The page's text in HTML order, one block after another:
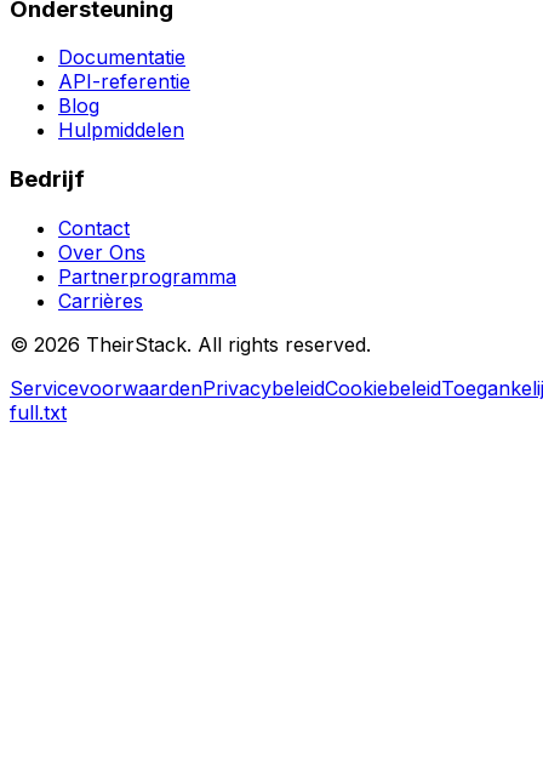
Ondersteuning
Documentatie
API-referentie
Blog
Hulpmiddelen
Bedrijf
Contact
Over Ons
Partnerprogramma
Carrières
© 2026 TheirStack. All rights reserved.
ServicevoorwaardenPrivacybeleidCookiebeleid
full.txt